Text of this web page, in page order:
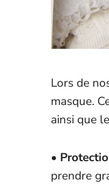
Lors de
masque.
ainsi que
•
prendre